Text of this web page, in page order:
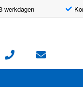
werkdagen